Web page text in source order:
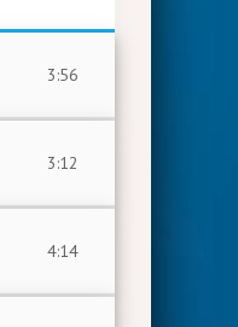
3:56
3:12
4:14